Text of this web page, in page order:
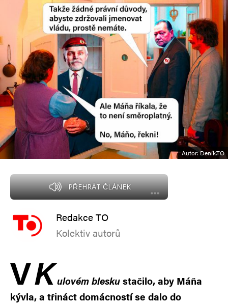
Autor: Deník.TO
PŘEHRÁT ČLÁNEK
Redakce TO
Kolektiv autorů
VK ulovém bleskustačilo, aby Máňa
kývla, a třináct domácností se dalo do